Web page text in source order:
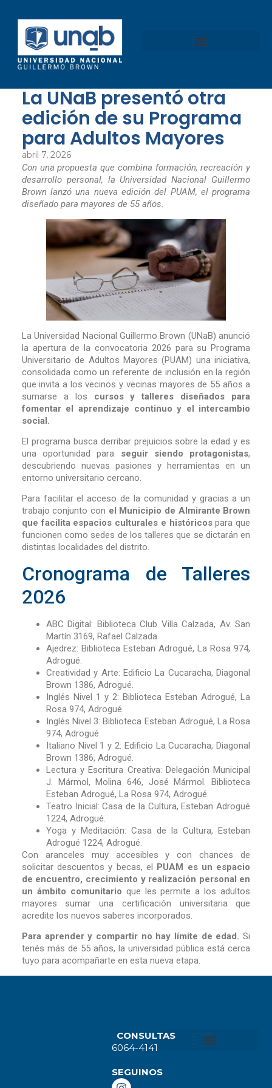
La UNaB presentó otra
edición de su Programa
para Adultos Mayores
abril 7, 2026
Con una propuesta que combina formación, recreación y
desarrollo personal, la Universidad Nacional Guillermo
Brown lanzó una nueva edición del PUAM, el programa
diseñado para mayores de 55 años.
La Universidad Nacional Guillermo Brown (UNaB) anunció
la apertura de la convocatoria 2026 para su Programa
Universitario de Adultos Mayores (PUAM) una iniciativa,
consolidada como un referente de inclusión en la región
que invita a los vecinos y vecinas mayores de 55 años a
sumarse a los cursos y talleres diseñados para
fomentar el aprendizaje continuo y el intercambio
social.
El programa busca derribar prejuicios sobre la edad y es
una oportunidad para seguir siendo protagonistas,
descubriendo nuevas pasiones y herramientas en un
entorno universitario cercano.
Para facilitar el acceso de la comunidad y gracias a un
trabajo conjunto con el Municipio de Almirante Brown
que facilita espacios culturales e históricospara que
funcionen como sedes de los talleres que se dictarán en
distintas localidades del distrito.
Cronograma de Talleres
2026
ABC Digital: Biblioteca Club Villa Calzada, Av. San
Martín 3169, Rafael Calzada.
Ajedrez: Biblioteca Esteban Adrogué, La Rosa 974,
Adrogué.
Creatividad y Arte: Edificio La Cucaracha, Diagonal
Brown 1386, Adrogué.
Inglés Nivel 1 y 2: Biblioteca Esteban Adrogué, La
Rosa 974, Adrogué.
Inglés Nivel 3: Biblioteca Esteban Adrogué, La Rosa
974, Adrogué
Italiano Nivel 1 y 2: Edificio La Cucaracha, Diagonal
Brown 1386, Adrogué.
Lectura y Escritura Creativa: Delegación Municipal
J. Mármol, Molina 646, José Mármol. Biblioteca
Esteban Adrogué, La Rosa 974, Adrogué.
Teatro Inicial: Casa de la Cultura, Esteban Adrogué
1224, Adrogué.
Yoga y Meditación: Casa de la Cultura, Esteban
Adrogué 1224, Adrogué.
Con aranceles muy accesibles y con chances de
solicitar descuentos y becas, el PUAM es un espacio
de encuentro, crecimiento y realización personal en
un ámbito comunitario que les permite a los adultos
mayores sumar una certificación universitaria que
acredite los nuevos saberes incorporados.
Para aprender y compartir no hay límite de edad.Si
tenés más de 55 años, la universidad pública está cerca
tuyo para acompañarte en esta nueva etapa.
CONSULTAS
6064-4141
SEGUINOS